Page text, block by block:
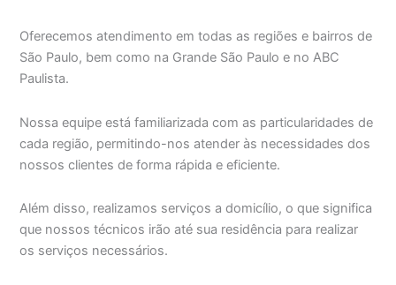
Oferecemos atendimento em todas as regiões e bairros de
São Paulo, bem como na Grande São Paulo e no ABC
Paulista.
Nossa equipe está familiarizada com as particularidades de
cada região, permitindo-nos atender às necessidades dos
nossos clientes de forma rápida e eficiente.
Além disso, realizamos serviços a domicílio, o que significa
que nossos técnicos irão até sua residência para realizar
os serviços necessários.